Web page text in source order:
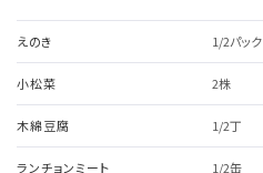
えのき 1/2パック
小松菜 2株
木綿豆腐 1/2丁
ランチョンミート 1/2缶